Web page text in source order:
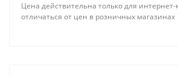
Цена действительна только для
отличаться от цен в розничных магазинах